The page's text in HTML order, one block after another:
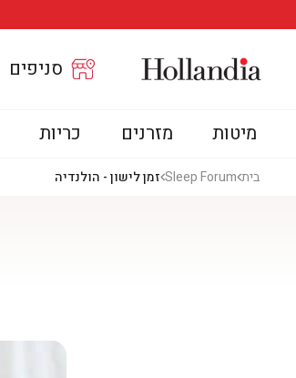
סניפים
מיטות מזרנים כריות
בית Sleep Forum זמן לישון - הולנדיה